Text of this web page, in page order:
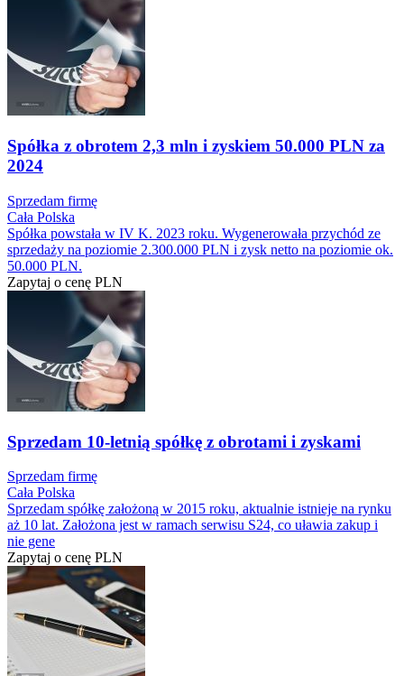
Spółka z obrotem 2,3 mln i zyskiem 50.000 PLN za
2024
Sprzedam firmę
Cała Polska
Spółka powstała w IV K. 2023 roku. Wygenerowała przychód ze
sprzedaży na poziomie 2.300.000 PLN i zysk netto na poziomie ok.
50.000 PLN.
Zapytaj o cenę PLN
Sprzedam 10-letnią spółkę z obrotami i zyskami
Sprzedam firmę
Cała Polska
Sprzedam spółkę założoną w 2015 roku, aktualnie istnieje na rynku
aż 10 lat. Założona jest w ramach serwisu S24, co uławia zakup i
nie gene
Zapytaj o cenę PLN